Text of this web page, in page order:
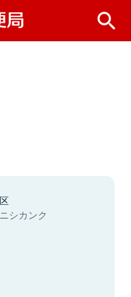
シカンク